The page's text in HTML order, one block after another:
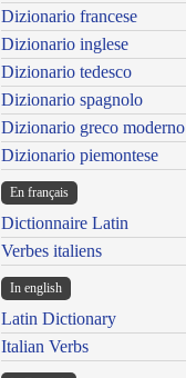
Dizionario francese
Dizionario inglese
Dizionario tedesco
Dizionario spagnolo
Dizionario greco moderno
Dizionario piemontese
En français
Dictionnaire Latin
Verbes italiens
In english
Latin Dictionary
Italian Verbs